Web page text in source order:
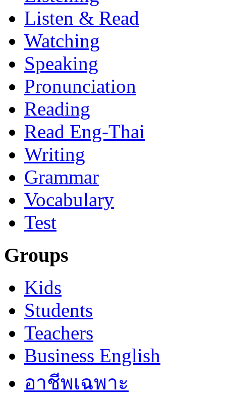
Listen & Read
Watching
Speaking
Pronunciation
Reading
Read Eng-Thai
Writing
Grammar
Vocabulary
Test
Groups
Kids
Students
Teachers
Business English
อาชีพเฉพาะ